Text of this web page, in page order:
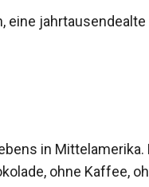
eine jahrtausendealte
in Mittelamerika.
ohne Kaffee,